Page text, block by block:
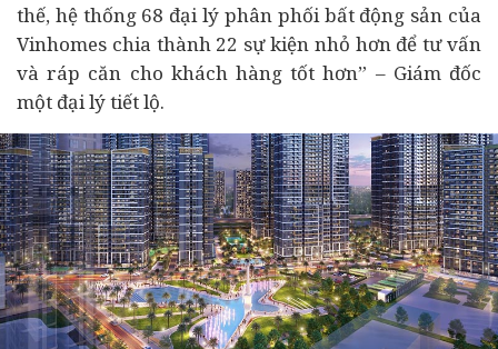
thế, hệ thống 68 đại lý phân phối bất động sản của
Vinhomes chia thành 22 sự kiện nhỏ hơn để tư vấn
và ráp căn cho khách hàng tốt hơn” – Giám đốc
một đại lý tiết lộ.